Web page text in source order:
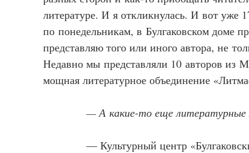
литературе. И я откликнулась. И вот уже
по понедельникам, в Булгаковском доме
представляю того или иного автора, не
Недавно мы представляли 10 авторов из
мощная литературное объединение
— А какие-то еще литературные
— Культурный центр